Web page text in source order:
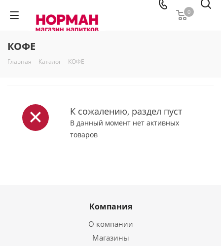
0
КОФЕ
Главная - Каталог - КОФЕ
К сожалению, раздел пуст
В данный момент нет активных
товаров
Компания
О компании
Магазины